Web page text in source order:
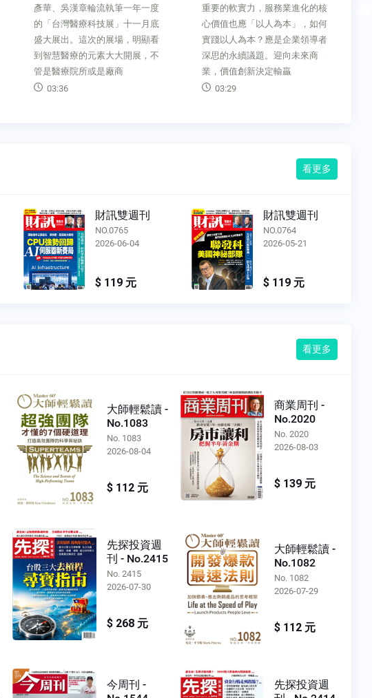
重要的軟實力，服務業進化的核
心價值也應「以人為本」，如何
實踐以人為本？應是企業領導者
深思的永續議題。迎向未來商
業，價值創新決定輸贏
03:29
現今的投資顯學，尤其這兩三年
來國內許多投資商品都以永續投
資為訴求，且以「投資可以改變
世界」作為宣傳。到底永續投資
和傳統投資有何不同？從投資的
目的而言，永續投資可以
看更多
財訊雙週刊
NO.0764
2026-05-21
$ 119 元
財訊雙週刊
NO.0763
2026-05-07
$ 119 元
看更多
大師輕鬆讀 -
No.1083
No. 1083
2026-08-04
$ 112 元
商業周刊 -
No.2020
No. 2020
2026-08-03
$ 139 元
先探投資週
刊 - No.2415
No. 2415
2026-07-30
$ 268 元
大師輕鬆讀 -
No.1082
No. 1082
2026-07-29
$ 112 元
今周刊 -
先探投資週